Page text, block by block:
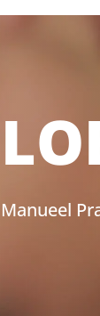
Manueel